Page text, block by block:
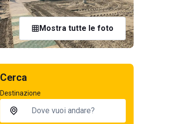
Mostra tutte le foto
Cerca
Destinazione